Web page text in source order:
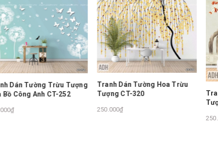
Tranh Dán Tường Hoa Trừu
Tượng CT-320
Tranh Dán Tường Hoa